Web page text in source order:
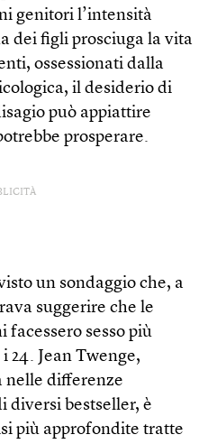
genitori l’intensità
dei figli prosciuga la vita
ossessionati dalla
il desiderio di
può appiattire
prosperare.
un sondaggio che, a
suggerire che le
facessero sesso più
24. Jean Twenge,
nelle differenze
diversi bestseller, è
più approfondite tratte